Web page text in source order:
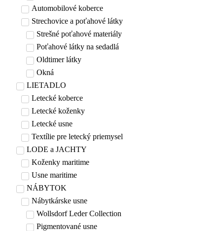
Automobilové koberce
Strechovice a poťahové látky
Strešné poťahové materiály
Poťahové látky na sedadlá
Oldtimer látky
Okná
LIETADLO
Letecké koberce
Letecké koženky
Letecké usne
Textílie pre letecký priemysel
LODE a JACHTY
Koženky maritime
Usne maritime
NÁBYTOK
Nábytkárske usne
Wollsdorf Leder Collection
Pigmentované usne